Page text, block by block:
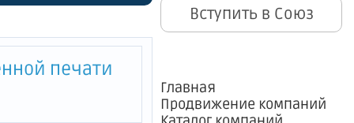
Вступить в Союз
Главная
Продвижение компаний
печати